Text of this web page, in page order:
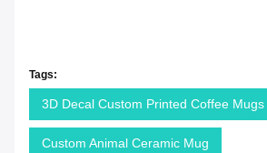
Tags:
3D Decal Custom Printed Coffee Mugs
Custom Animal Ceramic Mug